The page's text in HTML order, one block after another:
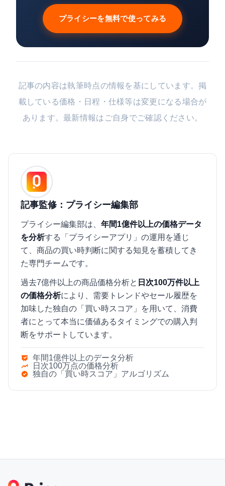
プライシーを無料で使ってみる
記事の内容は執筆時点の情報を基にしています。掲
載している価格・日程・仕様等は変更になる場合が
あります。最新情報はご自身でご確認ください。
記事監修：プライシー編集部
プライシー編集部は、 年間1億件以上の価格データ
を分析する「プライシーアプリ」の運用を通じ
て、商品の買い時判断に関する知見を蓄積してき
た専門チームです。
過去7億件以上の商品価格分析と 日次100万件以上
の価格分析により、需要トレンドやセール履歴を
加味した独自の「買い時スコア」を用いて、消費
者にとって本当に価値あるタイミングでの購入判
断をサポートしています。
年間1億件以上のデータ分析
日次100万点の価格分析
独自の「買い時スコア」アルゴリズム